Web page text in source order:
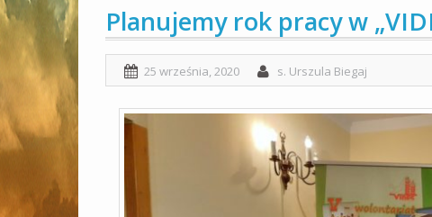
Planujemy rok pracy w
25 września, 2020 s. Urszula Biegaj